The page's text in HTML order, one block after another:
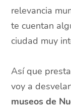
relevancia
te cuentan
ciudad muy
Así que
voy a
museos de